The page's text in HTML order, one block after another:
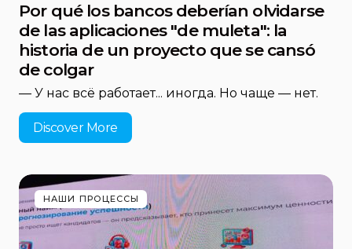
Por qué los bancos deberían olvidarse
de las aplicaciones "de muleta": la
historia de un proyecto que se cansó
de colgar
— У нас всё работает... иногда. Но чаще — нет.
Discover More
НАШИ ПРОЦЕССЫ